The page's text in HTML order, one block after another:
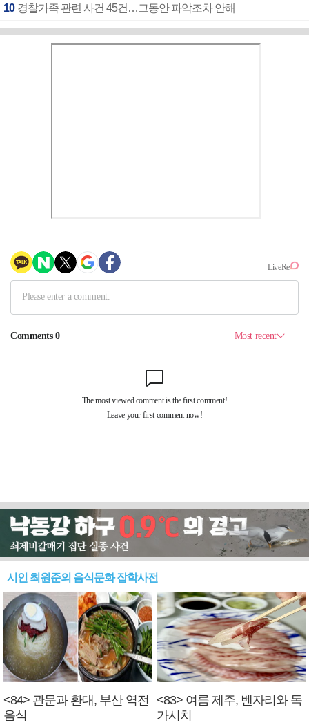
10 경찰가족 관련 사건 45건…그동안 파악조차 안해
시인 최원준의 음식문화 잡학사전
<84> 관문과 환대, 부산 역전
음식
<83> 여름 제주, 벤자리와 독
가시치